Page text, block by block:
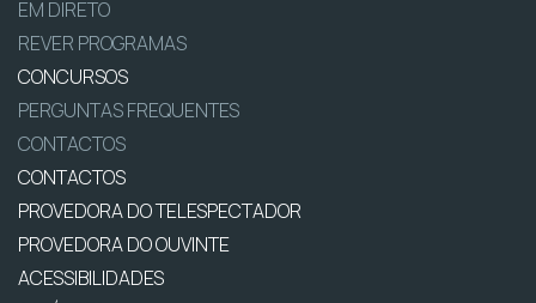
EM DIRETO
REVER PROGRAMAS
CONCURSOS
PERGUNTAS FREQUENTES
CONTACTOS
CONTACTOS
PROVEDORA DO TELESPECTADOR
PROVEDORA DO OUVINTE
ACESSIBILIDADES